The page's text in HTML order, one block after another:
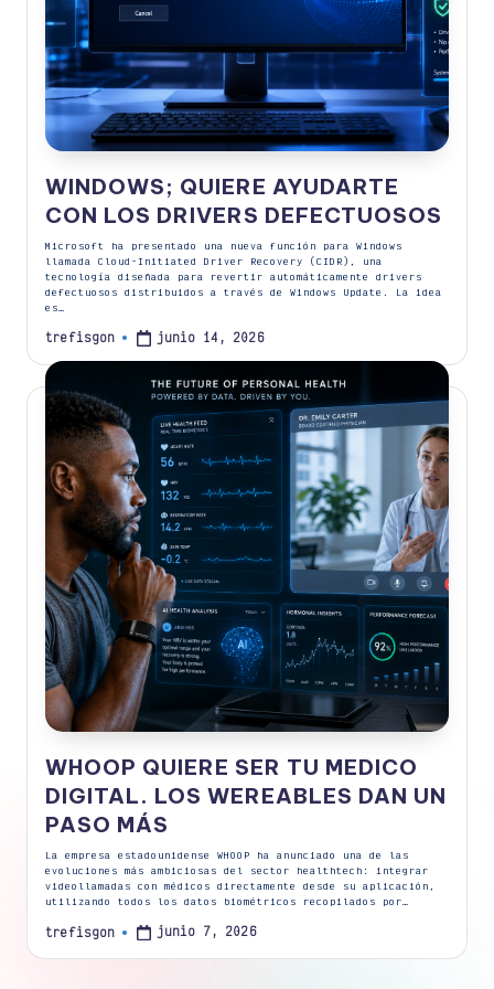
WINDOWS; QUIERE AYUDARTE
CON LOS DRIVERS DEFECTUOSOS
Microsoft ha presentado una nueva función para Windows
llamada Cloud-Initiated Driver Recovery (CIDR), una
tecnología diseñada para revertir automáticamente drivers
defectuosos distribuidos a través de Windows Update. La idea
es…
Publicado
trefisgon junio 14, 2026
WHOOP QUIERE SER TU MEDICO
DIGITAL. LOS WEREABLES DAN UN
PASO MÁS
La empresa estadounidense WHOOP ha anunciado una de las
evoluciones más ambiciosas del sector healthtech: integrar
videollamadas con médicos directamente desde su aplicación,
utilizando todos los datos biométricos recopilados por…
Publicado
trefisgon junio 7, 2026